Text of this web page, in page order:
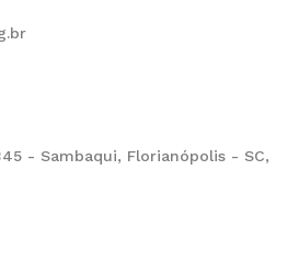
- Sambaqui, Florianópolis - SC,